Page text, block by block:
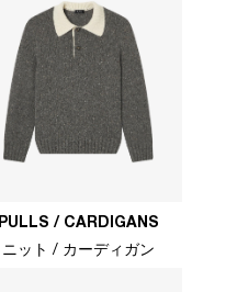
PULLS / CARDIGANS
ニット / カーディガン